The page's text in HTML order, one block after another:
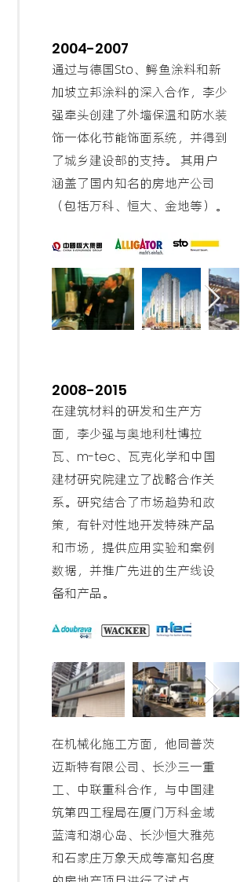
2004-2007
通过与德国Sto、鳄鱼涂料和新
加坡立邦涂料的深入合作，李少
强牵头创建了外墙保温和防水装
饰一体化节能饰面系统，并得到
了城乡建设部的支持。 其用户
涵盖了国内知名的房地产公司
（包括万科、恒大、金地等）。
2008-2015
在建筑材料的研发和生产方
面，李少强与奥地利杜博拉
瓦、 m-tec、瓦克化学和中国
建材研究院建立了战略合作关
系。研究结合了市场趋势和政
策，有针对性地开发特殊产品
和市场，提供应用实验和案例
数据，并推广先进的生产线设
备和产品。
在机械化施工方面，他同普茨
迈斯特有限公司、长沙三一重
工、中联重科合作，与中国建
筑第四工程局在厦门万科金域
蓝湾和湖心岛、长沙恒大雅苑
和石家庄万象天成等高知名度